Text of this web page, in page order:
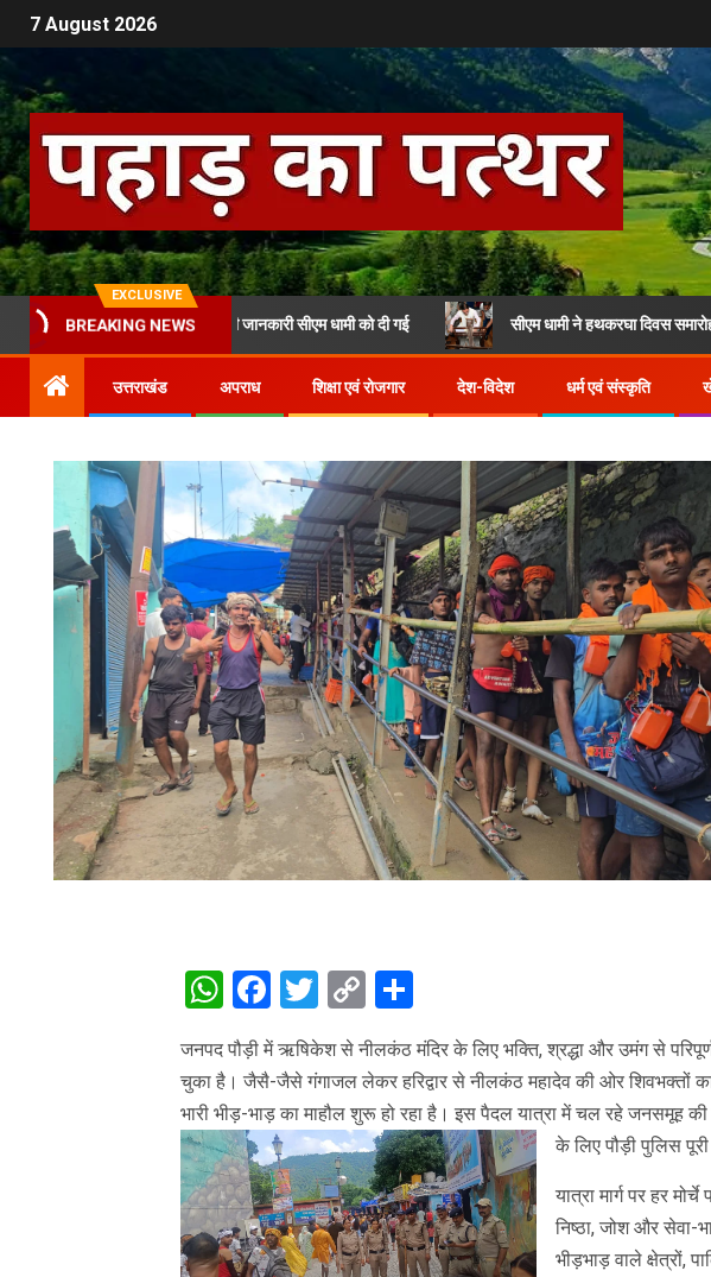
7 August 2026
EXCLUSIVE
BREAKING NEWS
यूनियन के निर्माण से जुड़ी जानकारी सीएम धामी को दी गई सीएम धामी ने हथकरघा दिवस समारोह में की शिरकत
उत्तराखंड अपराध शिक्षा एवं रोजगार देश-विदेश धर्म एवं संस्कृति
WhatsApp
Facebook
Twitter
Copy
Link
Share
जनपद पौड़ी में ऋषिकेश से नीलकंठ मंदिर के लिए भक्ति, श्रद्धा और उमंग से
चुका है। जैसै-जैसे गंगाजल लेकर हरिद्वार से नीलकंठ महादेव की ओर शिवभक्तों का
भारी भीड़-भाड़ का माहौल शुरू हो रहा है। इस पैदल यात्रा में चल रहे जनसमूह की
के लिए पौड़ी पुलिस
यात्रा मार्ग पर हर
निष्ठा, जोश और सेवा-
भीड़भाड़ वाले क्षेत्रों,